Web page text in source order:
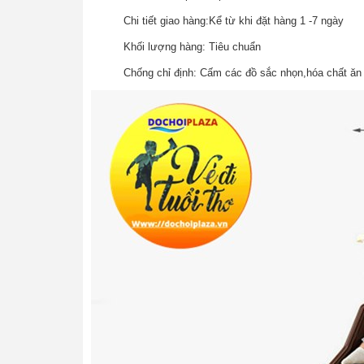
Chi tiết giao hàng:Kể từ khi đặt hàng 1 -7 ngày
Khối lượng hàng: Tiêu chuẩn
Chống chỉ định: Cấm các đồ sắc nhọn,hóa chất ăn